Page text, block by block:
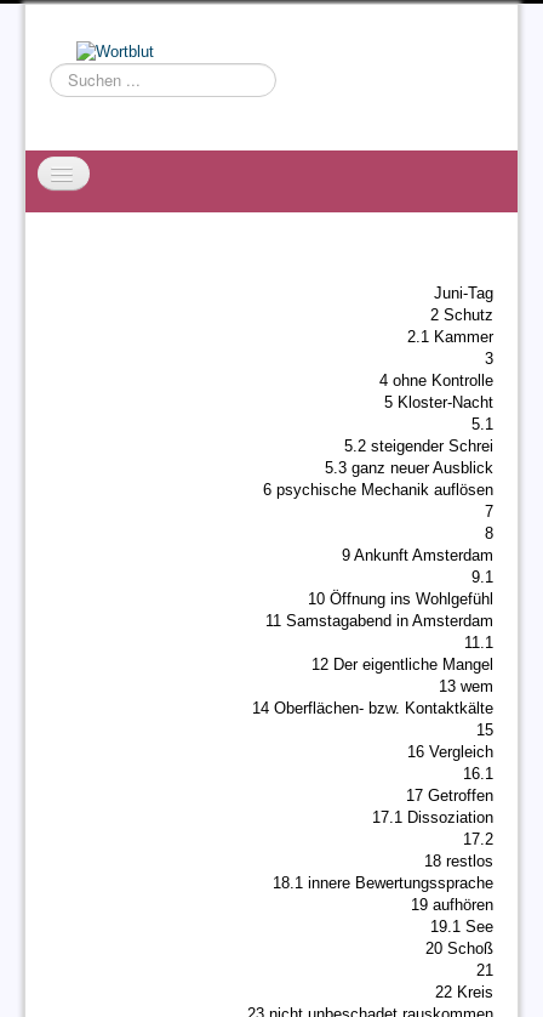
Suchen
...
Juni-Tag
2 Schutz
2.1 Kammer
3
4 ohne Kontrolle
5 Kloster-Nacht
5.1
5.2 steigender Schrei
5.3 ganz neuer Ausblick
6 psychische Mechanik auflösen
7
8
9 Ankunft Amsterdam
9.1
10 Öffnung ins Wohlgefühl
11 Samstagabend in Amsterdam
11.1
12 Der eigentliche Mangel
13 wem
14 Oberflächen- bzw. Kontaktkälte
15
16 Vergleich
16.1
17 Getroffen
17.1 Dissoziation
17.2
18 restlos
18.1 innere Bewertungssprache
19 aufhören
19.1 See
20 Schoß
21
22 Kreis